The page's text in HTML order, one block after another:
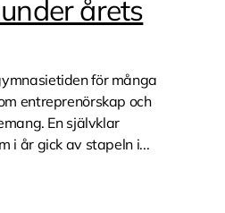
årets
för många
entreprenörskap och
En självklar
i år gick av stapeln i...